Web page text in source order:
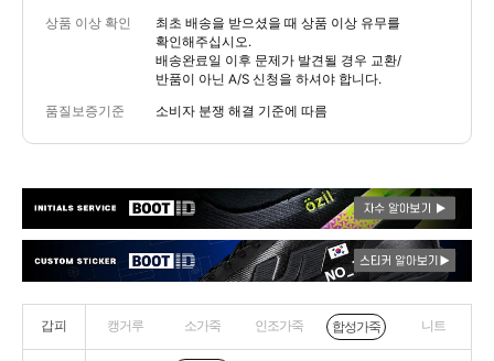
상품 이상 확인
최초 배송을 받으셨을 때 상품 이상 유무를
확인해주십시오.
배송완료일 이후 문제가 발견될 경우 교환/
반품이 아닌 A/S 신청을 하셔야 합니다.
품질보증기준 소비자 분쟁 해결 기준에 따름
갑피 캥거루 소가죽 인조가죽 합성가죽 니트